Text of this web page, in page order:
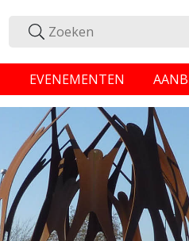
EVENEMENTEN